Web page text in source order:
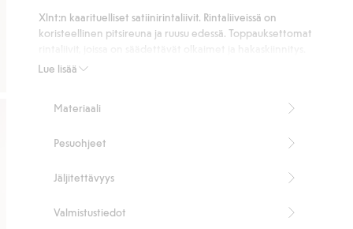
ääneen
Lue lisää
Xlnt:n kaarituelliset satiinirintaliivit. Rintaliiveissä on
koristeellinen pitsireuna ja ruusu edessä. Toppauksettomat
Kaarituet
Sisältää 70 % kierrätettyä polyamidia.
Kierrätettyä polyamidia sisältävä sekoitekangas
Materiaali
Pesuohjeet
Jäljitettävyys
Valmistustiedot